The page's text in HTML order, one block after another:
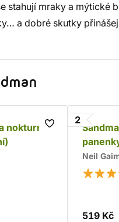
stahují mraky a
a dobré skutky
nokturna
2
Neil
519 Kč